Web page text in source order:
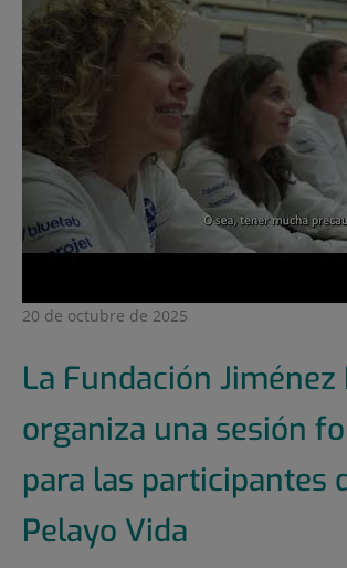
20 de octubre de 2025
La Fundación Jiménez
organiza una sesión
para las participantes
Pelayo Vida